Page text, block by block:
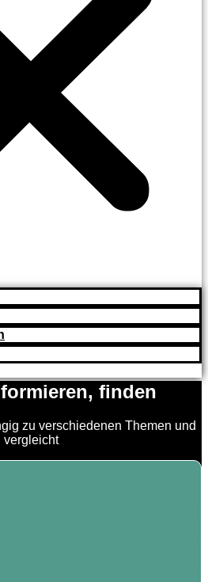
finden
zu verschiedenen Themen und
vergleicht